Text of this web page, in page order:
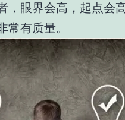
，眼界会高，起点会
常有质量。